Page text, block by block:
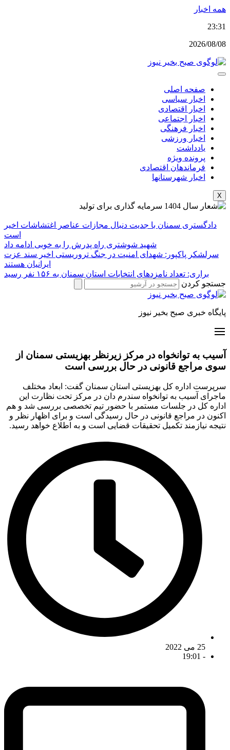
پرش
محتوا
همه اخبار
23:31
2026/08/08
صفحه اصلی
اخبار سیاسی
اخبار اقتصادی
اخبار اجتماعی
اخبار فرهنگی
اخبار ورزشی
یادداشت
پرونده ویژه
فرماندهان اقتصادی
اخبار شهرستانها
X
دادگستری سمنان با جدیت دنبال مجازات عناصر اغتشاشات اخیر
است
شهید شوشتری راه پدرش را به خوبی ادامه داد
سرلشکر پاکپور: شهدای امنیت در جنگ تروریستی اخیر سند عزت
ایرانیان هستند
براری: تعداد نامزدهای انتخابات استان سمنان به ۱۵۶ نفر رسید
جستجو کردن
پایگاه خبری صبح بخیر نیوز
آسیب به توانخواه در مرکز زیرنظر بهزیستی سمنان از
سوی مراجع قانونی در حال بررسی است
سرپرست اداره کل بهزیستی استان سمنان گفت: ابعاد مختلف
ماجرای آسیب به توانخواه سندرم دان در مرکز تحت نظارت این
اداره کل در جلسات مستمر با حضور تیم تخصصی بررسی شد و هم
اکنون در مراجع قانونی در حال رسیدگی است و برای اظهار نظر و
نتیجه نیازمند تکمیل تحقیقات قضایی است و به اطلاع خواهد رسید.
25 می 2022
-
19:01